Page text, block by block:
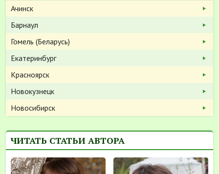
Ачинск
Барнаул
Гомель (Беларусь)
Екатеринбург
Красноярск
Новокузнецк
Новосибирск
ЧИТАТЬ СТАТЬИ АВТОРА